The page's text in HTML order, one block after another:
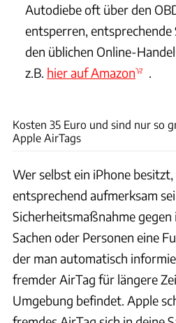
Autodiebe oft über den
entsperren, entsprechende
den üblichen Online-
z.B. hier auf Amazon .
Kosten 35 Euro und sind nur so
Apple AirTags
Wer selbst ein iPhone
entsprechend aufmerksam
Sicherheitsmaßnahme gegen
Sachen oder Personen eine
der man automatisch
fremder AirTag für längere
Umgebung befindet. Apple